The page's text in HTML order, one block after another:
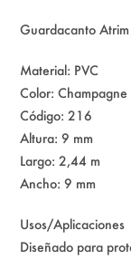
Guardacanto Atrim
Material: PVC
Color: Champagne
Código: 216
Altura: 9 mm
Largo: 2,44 m
Ancho: 9 mm
Usos/Aplicaciones
Diseñado para